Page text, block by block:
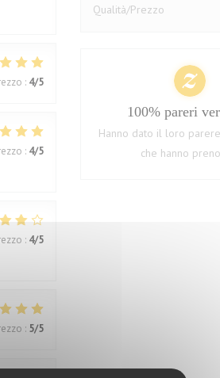
: 4/5
: 4/5
: 4/5
: 5/5
Qualità/Prezzo
100% pareri
Hanno dato il loro
che hanno